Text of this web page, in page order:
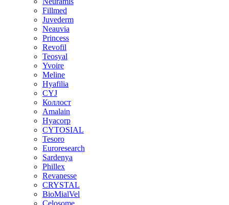
Fillmed
Juvederm
Neauvia
Princess
Revofil
Teosyal
Yvoire
Meline
Hyafilia
CYJ
Коллост
Amalain
Hyacorp
CYTOSIAL
Tesoro
Euroresearch
Sardenya
Phillex
Revanesse
CRYSTAL
BioMialVel
Celosome